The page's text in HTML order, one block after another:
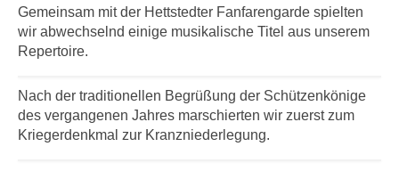
Gemeinsam mit der Hettstedter Fanfarengarde spielten
wir abwechselnd einige musikalische Titel aus unserem
Repertoire.
Nach der traditionellen Begrüßung der Schützenkönige
des vergangenen Jahres marschierten wir zuerst zum
Kriegerdenkmal zur Kranzniederlegung.